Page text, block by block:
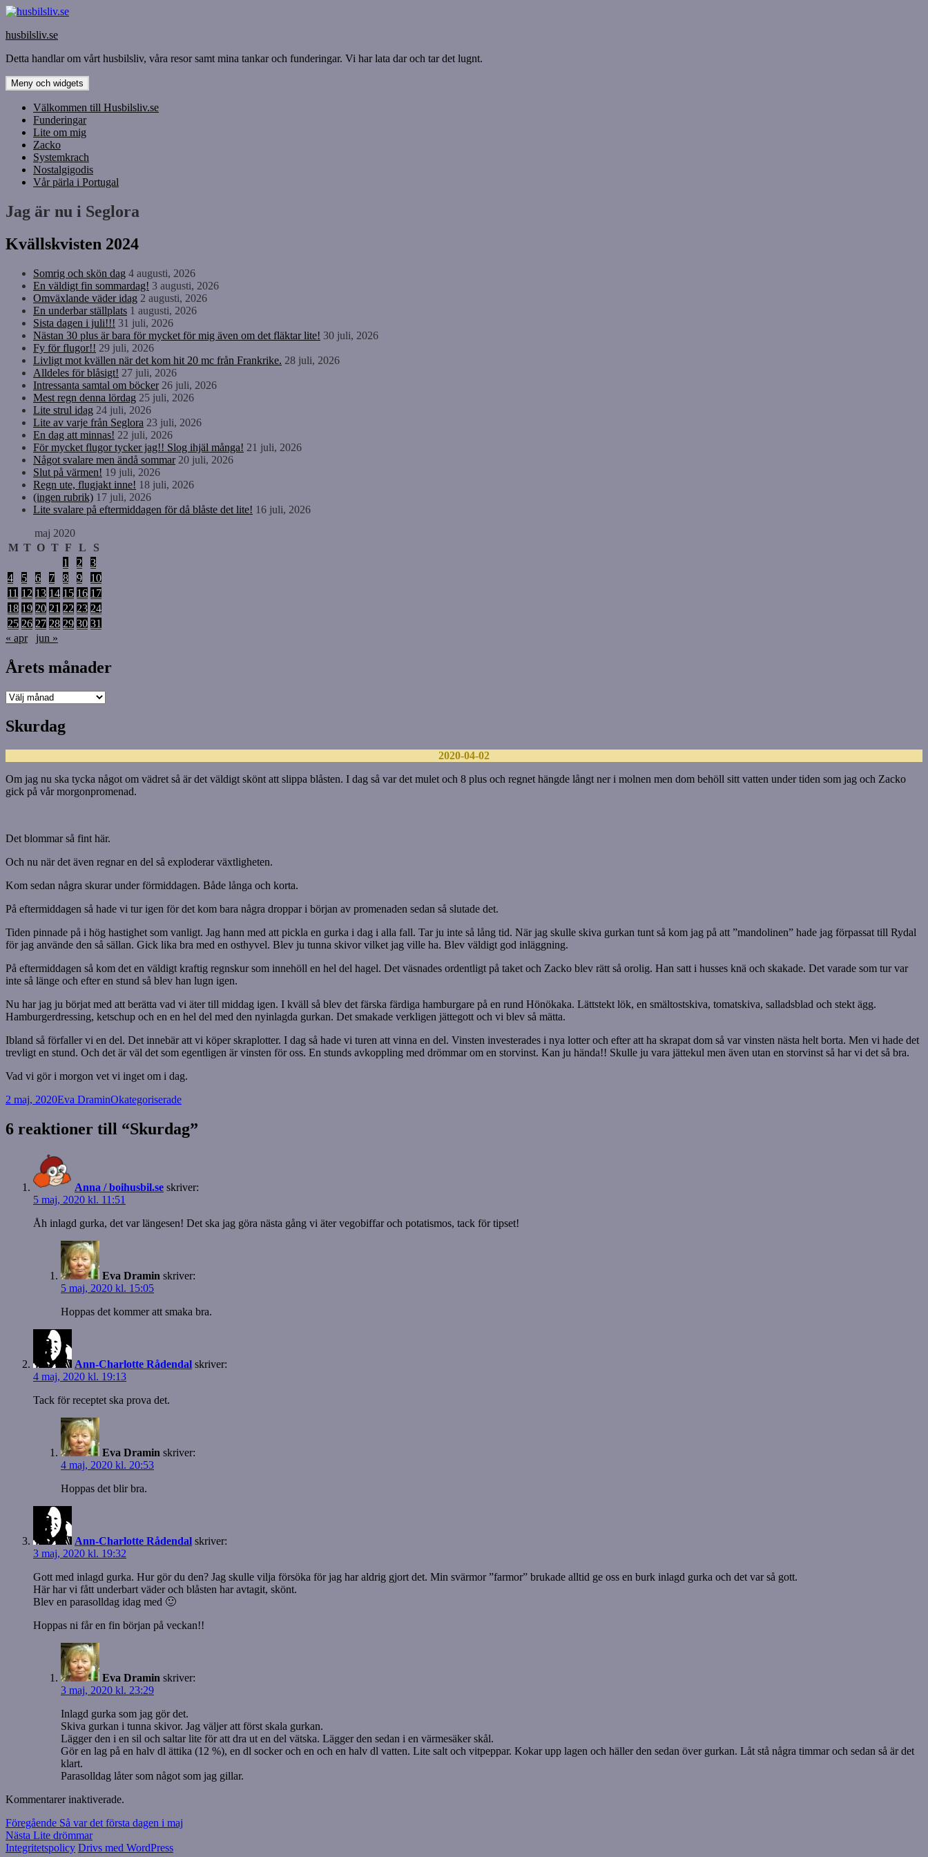
Hoppa
innehåll
husbilsliv.se
Detta handlar om vårt husbilsliv, våra resor samt mina tankar och funderingar. Vi har lata dar och tar det lugnt.
Meny och widgets
Välkommen till Husbilsliv.se
Funderingar
Lite om mig
Zacko
Systemkrach
Nostalgigodis
Vår pärla i Portugal
Jag är nu i Seglora
Kvällskvisten 2024
Somrig och skön dag 4 augusti, 2026
En väldigt fin sommardag! 3 augusti, 2026
Omväxlande väder idag 2 augusti, 2026
En underbar ställplats 1 augusti, 2026
Sista dagen i juli!!! 31 juli, 2026
Nästan 30 plus är bara för mycket för mig även om det fläktar lite! 30 juli, 2026
Fy för flugor!! 29 juli, 2026
Livligt mot kvällen när det kom hit 20 mc från Frankrike. 28 juli, 2026
Alldeles för blåsigt! 27 juli, 2026
Intressanta samtal om böcker 26 juli, 2026
Mest regn denna lördag 25 juli, 2026
Lite strul idag 24 juli, 2026
Lite av varje från Seglora 23 juli, 2026
En dag att minnas! 22 juli, 2026
För mycket flugor tycker jag!! Slog ihjäl många! 21 juli, 2026
Något svalare men ändå sommar 20 juli, 2026
Slut på värmen! 19 juli, 2026
Regn ute, flugjakt inne! 18 juli, 2026
(ingen rubrik) 17 juli, 2026
Lite svalare på eftermiddagen för då blåste det lite! 16 juli, 2026
maj 2020
M T O T F L
S
1
2
3
4
5 6 7 8 9
10
11 12 13 14 15 16 17
18 19 20 21 22 23 24
25 26 27 28 29 30 31
« apr
jun »
Årets månader
Årets
Skurdag
2020-04-02
Om jag nu ska tycka något om vädret så är det väldigt skönt att slippa blåsten. I dag så var det mulet och 8 plus och regnet hängde långt ner i molnen men dom behöll sitt vatten under tiden som jag och Zacko
gick på vår morgonpromenad.
Det blommar så fint här.
Och nu när det även regnar en del så exploderar växtligheten.
Kom sedan några skurar under förmiddagen. Både långa och korta.
På eftermiddagen så hade vi tur igen för det kom bara några droppar i början av promenaden sedan så slutade det.
Tiden pinnade på i hög hastighet som vanligt. Jag hann med att pickla en gurka i dag i alla fall. Tar ju inte så lång tid. När jag skulle skiva gurkan tunt så kom jag på att ”mandolinen” hade jag förpassat till Rydal
för jag använde den så sällan. Gick lika bra med en osthyvel. Blev ju tunna skivor vilket jag ville ha. Blev väldigt god inläggning.
På eftermiddagen så kom det en väldigt kraftig regnskur som innehöll en hel del hagel. Det väsnades ordentligt på taket och Zacko blev rätt så orolig. Han satt i husses knä och skakade. Det varade som tur var
inte så länge och efter en stund så blev han lugn igen.
Nu har jag ju börjat med att berätta vad vi äter till middag igen. I kväll så blev det färska färdiga hamburgare på en rund Hönökaka. Lättstekt lök, en smältostskiva, tomatskiva, salladsblad och stekt ägg.
Hamburgerdressing, ketschup och en en hel del med den nyinlagda gurkan. Det smakade verkligen jättegott och vi blev så mätta.
Ibland så förfaller vi en del. Det innebär att vi köper skraplotter. I dag så hade vi turen att vinna en del. Vinsten investerades i nya lotter och efter att ha skrapat dom så var vinsten nästa helt borta. Men vi hade det
trevligt en stund. Och det är väl det som egentligen är vinsten för oss. En stunds avkoppling med drömmar om en storvinst. Kan ju hända!! Skulle ju vara jättekul men även utan en storvinst så har vi det så bra.
Vad vi gör i morgon vet vi inget om i dag.
Postat
2 maj, 2020Författare
Eva DraminKategorier
Okategoriserade
6 reaktioner till “Skurdag”
Anna / boihusbil.se skriver:
5 maj, 2020 kl. 11:51
Åh inlagd gurka, det var längesen! Det ska jag göra nästa gång vi äter vegobiffar och potatismos, tack för tipset!
Eva Dramin skriver:
5 maj, 2020 kl. 15:05
Hoppas det kommer att smaka bra.
Ann-Charlotte Rådendal skriver:
4 maj, 2020 kl. 19:13
Tack för receptet ska prova det.
Eva Dramin skriver:
4 maj, 2020 kl. 20:53
Hoppas det blir bra.
Ann-Charlotte Rådendal skriver:
3 maj, 2020 kl. 19:32
Gott med inlagd gurka. Hur gör du den? Jag skulle vilja försöka för jag har aldrig gjort det. Min svärmor ”farmor” brukade alltid ge oss en burk inlagd gurka och det var så gott.
Här har vi fått underbart väder och blåsten har avtagit, skönt.
Blev en parasolldag idag med 🙂
Hoppas ni får en fin början på veckan!!
Eva Dramin skriver:
3 maj, 2020 kl. 23:29
Inlagd gurka som jag gör det.
Skiva gurkan i tunna skivor. Jag väljer att först skala gurkan.
Lägger den i en sil och saltar lite för att dra ut en del vätska. Lägger den sedan i en värmesäker skål.
Gör en lag på en halv dl ättika (12 %), en dl socker och en och en halv dl vatten. Lite salt och vitpeppar. Kokar upp lagen och häller den sedan över gurkan. Låt stå några timmar och sedan så är det
klart.
Parasolldag låter som något som jag gillar.
Kommentarer inaktiverade.
Inläggsnavigering
Föregående Föregående
inlägg:
Så var det första dagen i maj
Nästa Nästa
inlägg:
Lite drömmar
Integritetspolicy Drivs med WordPress